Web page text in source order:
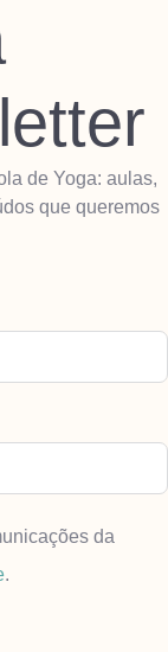
de Yoga: aulas,
que queremos
da
.